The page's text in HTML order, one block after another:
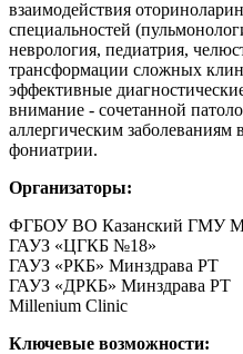
взаимодействия
специальностей
неврология, педиатрия,
трансформации сложных
эффективные
внимание - сочетанной
аллергическим
фониатрии.
Организаторы:
ФГБОУ ВО Казанский ГМУ
ГАУЗ «ЦГКБ №18»
ГАУЗ «РКБ» Минздрава РТ
ГАУЗ «ДРКБ» Минздрава РТ
Millenium Clinic
Ключевые возможности: